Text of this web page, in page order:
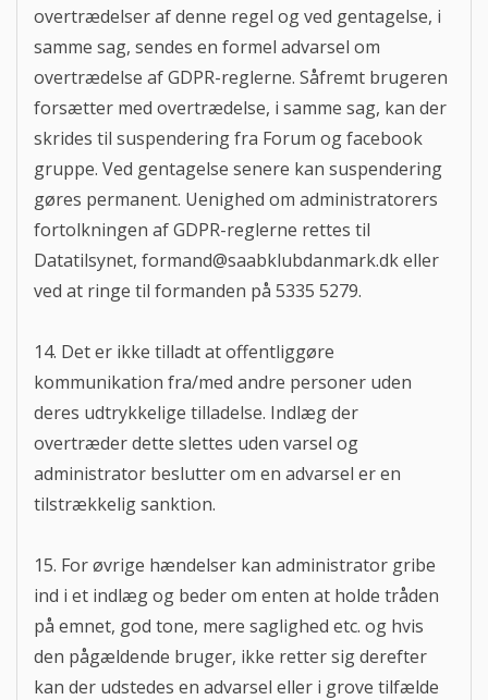
overtrædelser af denne regel og ved gentagelse, i
samme sag, sendes en formel advarsel om
overtrædelse af GDPR-reglerne. Såfremt brugeren
forsætter med overtrædelse, i samme sag, kan der
skrides til suspendering fra Forum og facebook
gruppe. Ved gentagelse senere kan suspendering
gøres permanent. Uenighed om administratorers
fortolkningen af GDPR-reglerne rettes til
Datatilsynet, formand@saabklubdanmark.dkeller
ved at ringe til formanden på 5335 5279.
14. Det er ikke tilladt at offentliggøre
kommunikation fra/med andre personer uden
deres udtrykkelige tilladelse. Indlæg der
overtræder dette slettes uden varsel og
administrator beslutter om en advarsel er en
tilstrækkelig sanktion.
15. For øvrige hændelser kan administrator gribe
ind i et indlæg og beder om enten at holde tråden
på emnet, god tone, mere saglighed etc. og hvis
den pågældende bruger, ikke retter sig derefter
kan der udstedes en advarsel eller i grove tilfælde